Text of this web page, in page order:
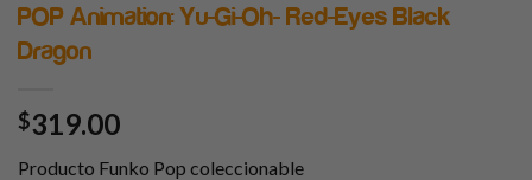
POP Animation: Yu-Gi-Oh- Red-Eyes Black
Dragon
$319.00
Producto Funko Pop coleccionable